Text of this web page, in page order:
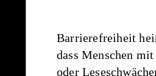
Barrierefreiheit
dass Menschen
oder